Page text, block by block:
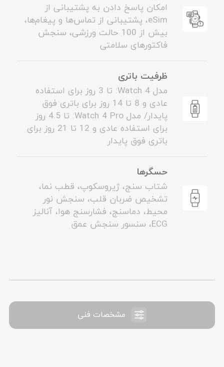
امکان پاسخ دادن به پشتیبانی از
eSim، پشتیبانی از تماس‌ها و پیغام‌ها،
بیش از 100 حالت ورزشی، سنجش
فاکتورهای سلامتی
ظرفیت باتری
مدل Watch 4: تا 3 روز برای استفاده
عادی و 8 تا 14 روز برای باتری فوق
پایدار/ مدل Watch 4 Pro: تا 4.5 روز
برای استفاده عادی و 12 تا 21 روز برای
باتری فوق پایدار
حسگرها
شتاب سنج، ژیروسکوپ، قطب نما،
تشخیص ضربان قلب، سنجش نور
محیط، دماسنج، فشارسنج هوا، آنالیز
ECG، سنسور سنجش عمق
مشخصات فنی